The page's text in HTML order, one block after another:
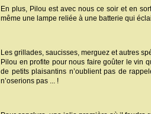
En plus, Pilou est avec nous ce soir et en
même une lampe reliée à une batterie qui
Les grillades, saucisses, merguez et autres
Pilou en profite pour nous faire goûter le vin
de petits plaisantins n’oublient pas de
n’oserions pas ... !